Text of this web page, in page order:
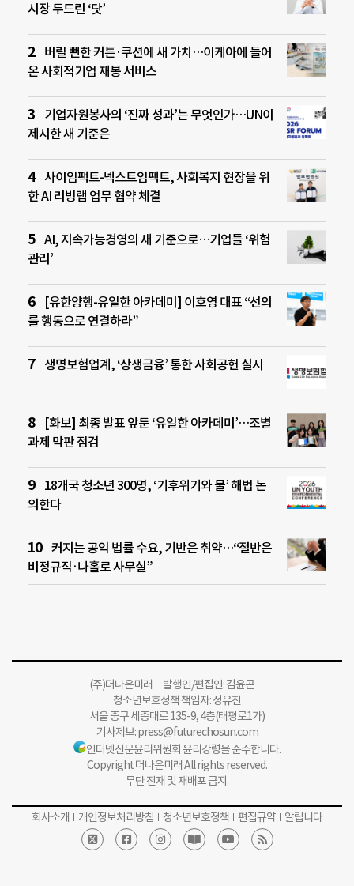
시장 두드린 ‘닷’
버릴 뻔한 커튼·쿠션에 새 가치…이케아에 들어
온 사회적기업 재봉 서비스
기업자원봉사의 ‘진짜 성과’는 무엇인가…UN이
제시한 새 기준은
사이임팩트-넥스트임팩트, 사회복지 현장을 위
한 AI 리빙랩 업무 협약 체결
AI, 지속가능경영의 새 기준으로…기업들 ‘위험
관리’
[유한양행-유일한 아카데미] 이호영 대표 “선의
를 행동으로 연결하라”
생명보험업계, ‘상생금융’ 통한 사회공헌 실시
[화보] 최종 발표 앞둔 ‘유일한 아카데미’…조별
과제 막판 점검
18개국 청소년 300명, ‘기후위기와 물’ 해법 논
의한다
커지는 공익 법률 수요, 기반은 취약…“절반은
비정규직·나홀로 사무실”
(주)더나은미래 발행인/편집인: 김윤곤
청소년보호정책 책임자: 정유진
서울 중구 세종대로 135-9, 4층(태평로1가)
기사제보:press@futurechosun.com
인터넷신문윤리위원회 윤리강령을 준수합니다.
Copyright 더나은미래 All rights reserved.
무단 전재 및 재배포 금지.
회사소개 개인정보처리방침 청소년보호정책 편집규약 알립니다